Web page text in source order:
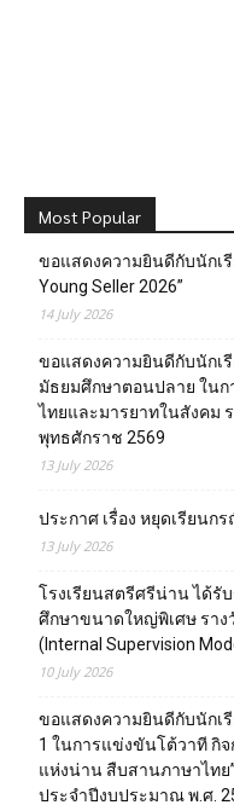
Most Popular
ขอแสดงความยินดีกับนักเ
Young Seller 2026”
14 July 2026
ขอแสดงความยินดีกับนักเ
มัธยมศึกษาตอนปลาย ใน
ไทยและมารยาทในสังคม
พุทธศักราช 2569
13 July 2026
ประกาศ เรื่อง หยุดเรียนก
13 July 2026
โรงเรียนสตรีศรีน่าน ได้รั
ศึกษาขนาดใหญ่พิเศษ รา
(Internal Supervision
10 July 2026
ขอแสดงความยินดีกับนักเ
1 ในการแข่งขันโต้วาที กิ
แห่งน่าน สืบสานภาษาไท
ประจำปีงบประมาณ พ.ศ.